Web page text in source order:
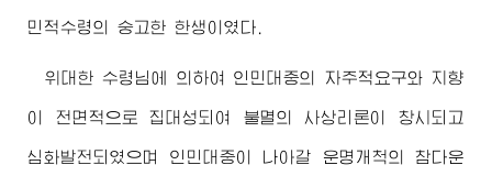
민적수령의 숭고한 한생이였다.
위대한 수령님에 의하여 인민대중의 자주적요구와 지향
이 전면적으로 집대성되여 불멸의 사상리론이 창시되고
심화발전되였으며 인민대중이 나아갈 운명개척의 참다운